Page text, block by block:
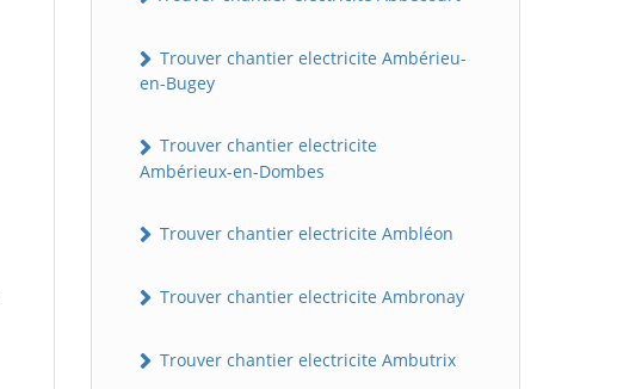
Trouver chantier electricite Ambérieu-
en-Bugey
Trouver chantier electricite
Ambérieux-en-Dombes
Trouver chantier electricite Ambléon
Trouver chantier electricite Ambronay
Trouver chantier electricite Ambutrix